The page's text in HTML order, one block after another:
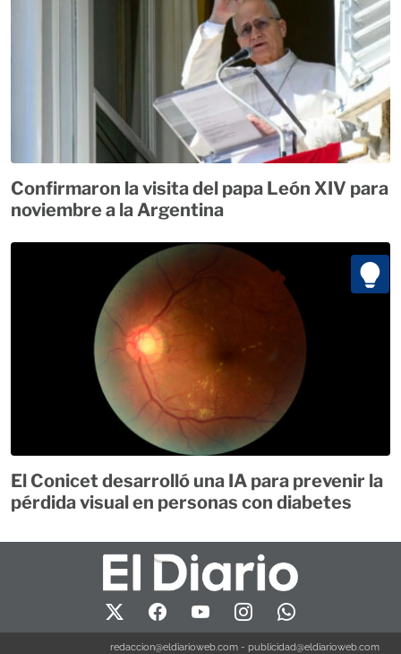
Confirmaron la visita del papa León XIV para
noviembre a la Argentina
El Conicet desarrolló una IA para prevenir la
pérdida visual en personas con diabetes
redaccion@eldiarioweb.com - publicidad@eldiarioweb.com